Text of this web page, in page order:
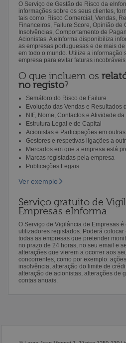
O Serviço de Gestão de Risco da
informações sobre os seus clientes,
tais como: Risco Comercial, Vendas,
Financeiros, Failure Score, Opinião de
Insolvências, Comportamento de
Acionistas. A eInforma disponibiliza
as empresas portuguesas e de mais
em todo o mundo. Utilize a informação
empresa para evitar faturas incobráveis.
O que incluem os
no registo?
Semáforo do Risco de Failure
Evolução das Vendas e Resultados
NIF, Nome, Contactos e Atividade
Estrutura Legal e de Capital
Acionistas e Participações em
Gestores e respetivas ligações a
Mercados em que a empresa está
Marcas registadas pela empresa
Publicações Legais
Ver exemplo
Serviço gratuito de
Empresas eInforma
O Serviço de Vigilância de Empresas
utilizadores registados. Poderá
todas as empresas que pretender
no prazo de 24 horas, no seu email e
alterações que vierem a ocorrer aos
concorrentes, como por exemplo:
insolvência, alteração do limite de
alteração de acionistas, alterações de
contas anuais.